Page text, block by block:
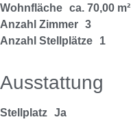
Wohnfläche ca. 70,00 m²
Anzahl Zimmer 3
Anzahl Stellplätze
1
Ausstattung
Stellplatz Ja